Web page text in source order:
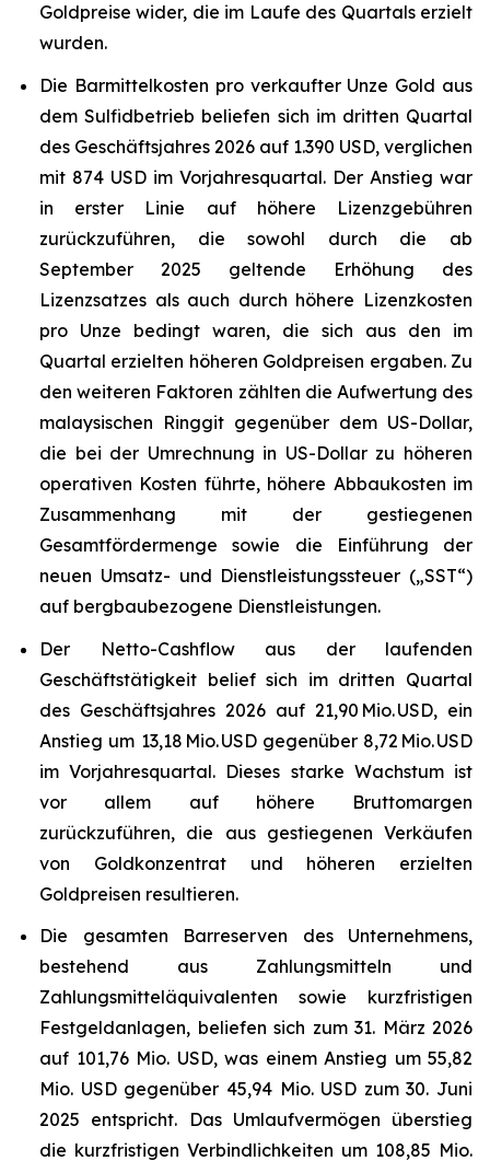
Goldpreise wider, die im Laufe des Quartals erzielt
wurden.
Die Barmittelkosten pro verkaufter Unze Gold aus
dem Sulfidbetrieb beliefen sich im dritten Quartal
des Geschäftsjahres 2026 auf 1.390 USD, verglichen
mit 874 USD im Vorjahresquartal. Der Anstieg war
in erster Linie auf höhere Lizenzgebühren
zurückzuführen, die sowohl durch die ab
September 2025 geltende Erhöhung des
Lizenzsatzes als auch durch höhere Lizenzkosten
pro Unze bedingt waren, die sich aus den im
Quartal erzielten höheren Goldpreisen ergaben. Zu
den weiteren Faktoren zählten die Aufwertung des
malaysischen Ringgit gegenüber dem US-Dollar,
die bei der Umrechnung in US-Dollar zu höheren
operativen Kosten führte, höhere Abbaukosten im
Zusammenhang mit der gestiegenen
Gesamtfördermenge sowie die Einführung der
neuen Umsatz- und Dienstleistungssteuer („SST“)
auf bergbaubezogene Dienstleistungen.
Der Netto-Cashflow aus der laufenden
Geschäftstätigkeit belief sich im dritten Quartal
des Geschäftsjahres 2026 auf 21,90 Mio. USD, ein
Anstieg um 13,18 Mio. USD gegenüber 8,72 Mio. USD
im Vorjahresquartal. Dieses starke Wachstum ist
vor allem auf höhere Bruttomargen
zurückzuführen, die aus gestiegenen Verkäufen
von Goldkonzentrat und höheren erzielten
Goldpreisen resultieren.
Die gesamten Barreserven des Unternehmens,
bestehend aus Zahlungsmitteln und
Zahlungsmitteläquivalenten sowie kurzfristigen
Festgeldanlagen, beliefen sich zum 31. März 2026
auf 101,76 Mio. USD, was einem Anstieg um 55,82
Mio. USD gegenüber 45,94 Mio. USD zum 30. Juni
2025 entspricht. Das Umlaufvermögen überstieg
die kurzfristigen Verbindlichkeiten um 108,85 Mio.